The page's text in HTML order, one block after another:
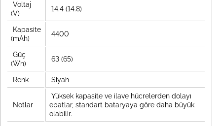
Voltaj
(V)
14.4 (14.8)
Kapasite
(mAh)
4400
Güç
(Wh)
63 (65)
Renk Siyah
Notlar
Yüksek kapasite ve ilave hücrelerden dolayı
ebatlar, standart bataryaya göre daha büyük
olabilir.